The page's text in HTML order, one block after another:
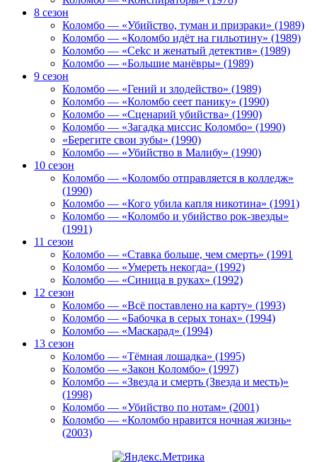
8 сезон
Коломбо — «Убийство, туман и призраки» (1989)
Коломбо — «Коломбо идёт на гильотину» (1989)
Коломбо — «Cekc и женатый детектив» (1989)
Коломбо — «Большие манёвры» (1989)
9 сезон
Коломбо — «Гений и злодейство» (1989)
Коломбо — «Коломбо сеет панику» (1990)
Коломбо — «Сценарий убийства» (1990)
Коломбо — «Загадка миссис Коломбо» (1990)
«Берегите свои зубы» (1990)
Коломбо — «Убийство в Малибу» (1990)
10 сезон
Коломбо — «Коломбо отправляется в колледж»
(1990)
Коломбо — «Кого убила капля никотина» (1991)
Коломбо — «Коломбо и убийство рок-звезды»
(1991)
11 сезон
Коломбо — «Ставка больше, чем смерть» (1991
Коломбо — «Умереть некогда» (1992)
Коломбо — «Синица в руках» (1992)
12 сезон
Коломбо — «Всё поставлено на карту» (1993)
Коломбо — «Бабочка в серых тонах» (1994)
Коломбо — «Маскарад» (1994)
13 сезон
Коломбо — «Тёмная лошадка» (1995)
Коломбо — «Закон Коломбо» (1997)
Коломбо — «Звезда и смерть (Звезда и месть)»
(1998)
Коломбо — «Убийство по нотам» (2001)
Коломбо — «Коломбо нравится ночная жизнь»
(2003)